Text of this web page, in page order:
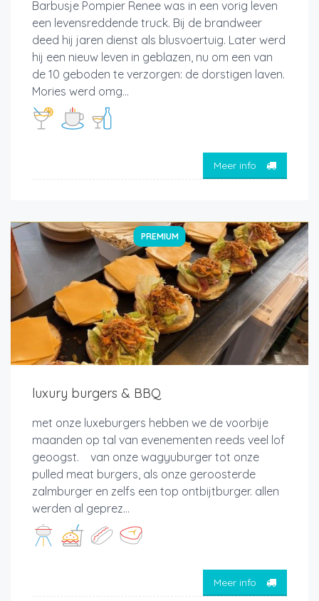
Barbusje Pompier Renee was in een vorig leven
een levensreddende truck. Bij de brandweer
deed hij jaren dienst als blusvoertuig. Later werd
hij een nieuw leven in geblazen, nu om een van
de 10 geboden te verzorgen: de dorstigen laven.
Mories werd omg...
Meer info
PREMIUM
luxury burgers & BBQ
met onze luxeburgers hebben we de voorbije
maanden op tal van evenementen reeds veel lof
geoogst. van onze wagyuburger tot onze
pulled meat burgers, als onze geroosterde
zalmburger en zelfs een top ontbijtburger. allen
werden al geprez...
Meer info